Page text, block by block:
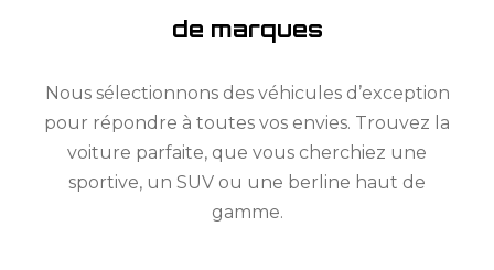
de marques
Nous sélectionnons des véhicules d’exception
pour répondre à toutes vos envies. Trouvez la
voiture parfaite, que vous cherchiez une
sportive, un SUV ou une berline haut de
gamme.